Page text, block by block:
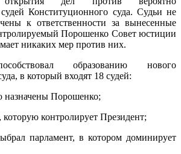
Конституционного суда. Судьи не
к ответственности за вынесенные
Порошенко Совет юстиции
никаких мер против них.
образованию нового
в который входят 18 судей:
Порошенко;
контролирует Президент;
парламент, в котором доминирует